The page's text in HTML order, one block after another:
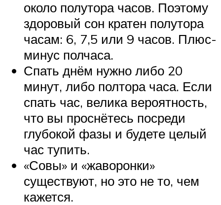
около полутора часов. Поэтому
здоровый сон кратен полутора
часам: 6, 7,5 или 9 часов. Плюс-
минус полчаса.
Спать днём нужно либо 20
минут, либо полтора часа. Если
спать час, велика вероятность,
что вы проснётесь посреди
глубокой фазы и будете целый
час тупить.
«Совы» и «жаворонки»
существуют, но это не то, чем
кажется.